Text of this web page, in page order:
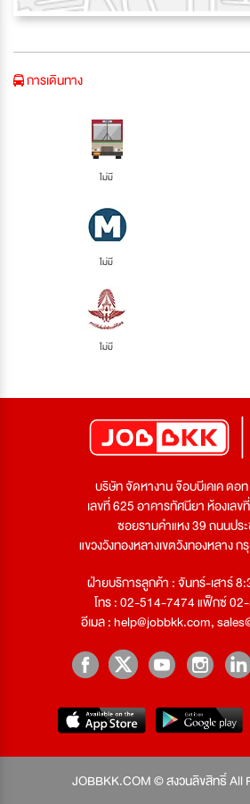
การเดินทาง
ไม่มี
ไม่มี
ไม่มี
บริษัท จัดหางาน จ๊อบบีเคเค ดอ
เลขที่ 625 อาคารทัศนียา ห้องเล
ซอยรามคำแหง 39 ถนนปร
แขวงวังทองหลางเขตวังทองหลาง
ฝ่ายบริการลูกค้า : จันทร์-เสาร์
โทร : 02-514-7474 แฟ็กซ์
อีเมล :help@jobbkk.com,
JOBBKK.COM © สงวนลิขสิทธิ์ All